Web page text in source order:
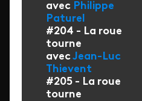
avec Philippe
Paturel
#204 - La roue
tourne
avecJean-Luc
Thievent
#205 - La roue
tourne